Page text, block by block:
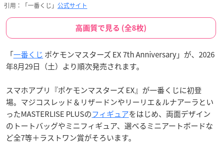
引用：「一番くじ」 公式サイト
高画質で見る (全8枚)
「一番くじ ポケモンマスターズ EX 7th Anniversary」が、2026
年8月29日（土）より順次発売されます。
スマホアプリ『ポケモンマスターズ EX』が一番くじに初登
場。マジコスレッド＆リザードンやリーリエ＆ルナアーラとい
ったMASTERLISE PLUSのフィギュアをはじめ、両面デザイン
のトートバッグやミニフィギュア、選べるミニアートボードな
ど全7等＋ラストワン賞がそろいます。